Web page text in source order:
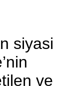
siyasi
ve